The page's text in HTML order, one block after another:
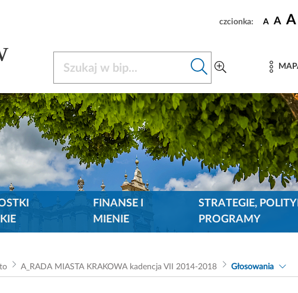
czcionka: A A A
FINANSE I
MIENIE
STRATEGIE,
PROGRAMY
A_RADA MIASTA KRAKOWA kadencja VII 2014-2018 Głosowania